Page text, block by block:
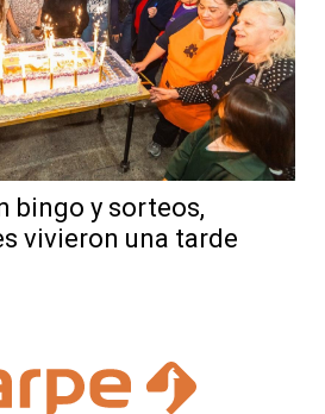
bingo y sorteos,
vivieron una tarde